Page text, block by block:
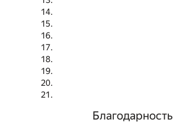
Благодарность